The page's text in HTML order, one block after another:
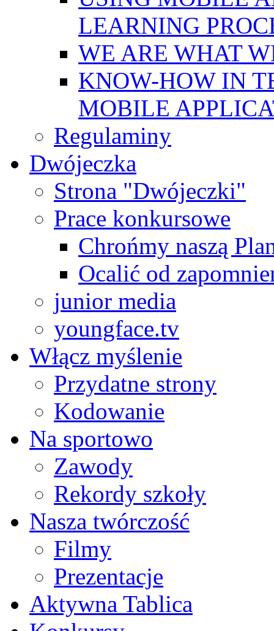
LEARNING
WE ARE WHAT
KNOW-HOW IN
MOBILE
Regulaminy
Dwójeczka
Strona "Dwójeczki"
Prace konkursowe
Chrońmy naszą
Ocalić od
junior media
youngface.tv
Włącz myślenie
Przydatne strony
Kodowanie
Na sportowo
Zawody
Rekordy szkoły
Nasza twórczość
Filmy
Prezentacje
Aktywna Tablica